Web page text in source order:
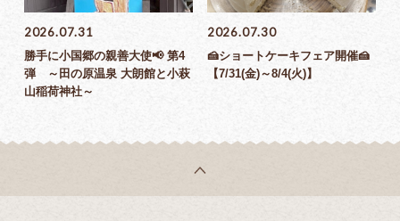
2026.07.31
勝手に小国郷の親善大使📢 第4
弾 ～田の原温泉 大朗館と小萩
山稲荷神社～
2026.07.30
🍰ショートケーキフェア開催🍰
【7/31(金)～8/4(火)】